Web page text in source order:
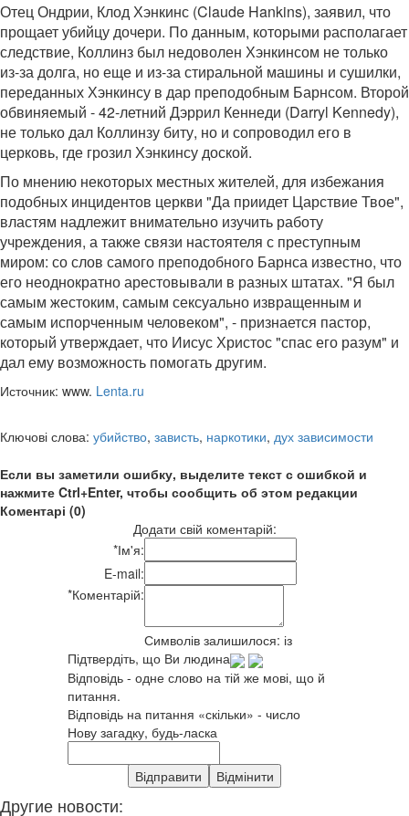
Отец Ондрии, Клод Хэнкинс (Claude Hankins), заявил, что
прощает убийцу дочери. По данным, которыми располагает
следствие, Коллинз был недоволен Хэнкинсом не только
из-за долга, но еще и из-за стиральной машины и сушилки,
переданных Хэнкинсу в дар преподобным Барнсом. Второй
обвиняемый - 42-летний Дэррил Кеннеди (Darryl Kennedy),
не только дал Коллинзу биту, но и сопроводил его в
церковь, где грозил Хэнкинсу доской.
По мнению некоторых местных жителей, для избежания
подобных инцидентов церкви "Да приидет Царствие Твое",
властям надлежит внимательно изучить работу
учреждения, а также связи настоятеля с преступным
миром: со слов самого преподобного Барнса известно, что
его неоднократно арестовывали в разных штатах. "Я был
самым жестоким, самым сексуально извращенным и
самым испорченным человеком", - признается пастор,
который утверждает, что Иисус Христос "спас его разум" и
дал ему возможность помогать другим.
Источник: www. Lenta.ru
Ключові слова: убийство, зависть, наркотики, дух зависимости
Если вы заметили ошибку, выделите текст с ошибкой и
нажмите Ctrl+Enter, чтобы сообщить об этом редакции
Коментарі (0)
Додати свій коментарій:
*Ім'я:
E-mail:
*Коментарій:
Символів залишилося: із
Підтвердіть, що Ви людина
Відповідь - одне слово на тій же мові, що й
питання.
Відповідь на питання «скільки» - число
Нову загадку, будь-ласка
Другие новости: